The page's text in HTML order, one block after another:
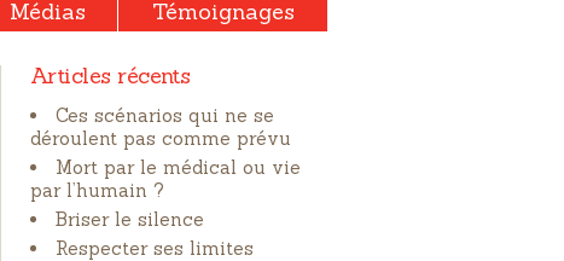
Médias Témoignages
Articles récents
Ces scénarios qui ne se
déroulent pas comme prévu
Mort par le médical ou vie
par l’humain ?
Briser le silence
Respecter ses limites